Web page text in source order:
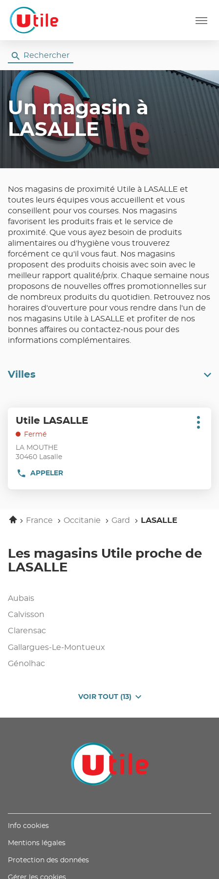
Menu
Rechercher
Un magasin à
LASALLE
Nos magasins de proximité Utile à LASALLE et
toutes leurs équipes vous accueillent et vous
conseillent pour vos courses. Nos magasins
favorisent les produits frais et le service de
proximité. Que vous ayez besoin de produits
alimentaires ou d'hygiène vous trouverez
forcément ce qu'il vous faut. Nos magasins
proposent des produits choisis avec soin avec le
meilleur rapport qualité/prix. Chaque semaine nous
proposons de nouvelles offres promotionnelles sur
de nombreux produits du quotidien. Retrouvez nos
horaires d'ouverture pour vous rendre dans l'un de
nos magasins Utile à LASALLE et profiter de nos
bonnes affaires ou contactez-nous pour des
informations complémentaires.
Villes
sur
touche
ENTRÉE
obtenir
de
informations
Point
de
:
Utile LASALLE
Fermé
LA MOUTHE
30460 Lasalle
APPELER
AFFICHER
NUMÉRO
DU
POINT
LASALLE
Plus
AccueilFrance Occitanie Gard LASALLE
Les magasins Utile proche de
LASALLE
Aubais
Calvisson
Clarensac
Gallargues-Le-Montueux
Génolhac
VOIR TOUT (13)
DE
DE
U
PROXIMITÉ
UTILE
Info cookies(ouvre
une
fenêtre)
Mentions légales(ouvre
une
Protection des données(ouvre
Gérer les cookies